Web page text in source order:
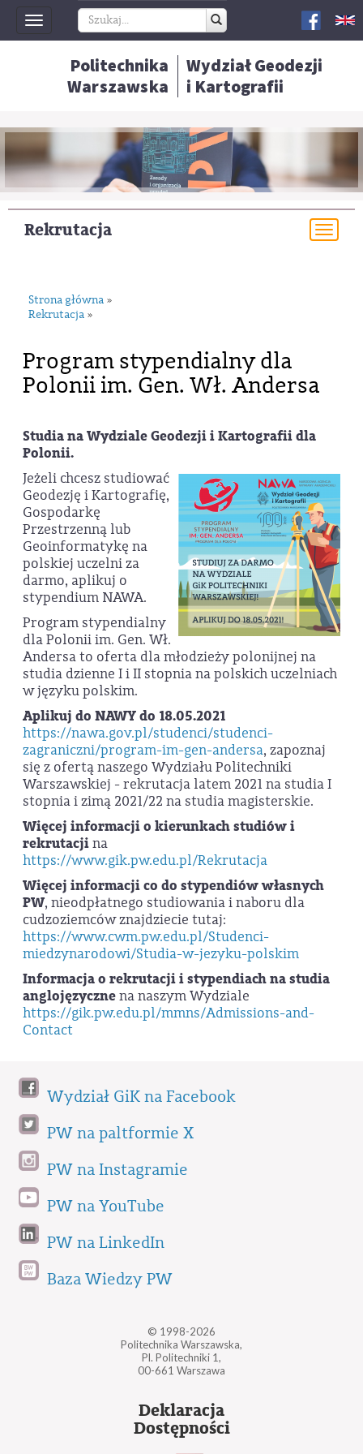
Toggle
navigation
Politechnika
Warszawska
Wydział Geodezji
i Kartografii
Rekrutacja
Strona główna »
Rekrutacja »
Program stypendialny dla
Polonii im. Gen. Wł. Andersa
Studia na Wydziale Geodezji i Kartografii dla
Polonii.
Jeżeli chcesz studiować
Geodezję i Kartografię,
Gospodarkę
Przestrzenną lub
Geoinformatykę na
polskiej uczelni za
darmo, aplikuj o
stypendium NAWA.
Program stypendialny
dla Polonii im. Gen. Wł.
Andersa to oferta dla młodzieży polonijnej na
studia dzienne I i II stopnia na polskich uczelniach
w języku polskim.
Aplikuj do NAWY do 18.05.2021
https://nawa.gov.pl/studenci/studenci-
zagraniczni/program-im-gen-andersa, zapoznaj
się z ofertą naszego Wydziału Politechniki
Warszawskiej - rekrutacja latem 2021 na studia I
stopnia i zimą 2021/22 na studia magisterskie.
Więcej informacji o kierunkach studiów i
rekrutacjina
https://www.gik.pw.edu.pl/Rekrutacja
Więcej informacji co do stypendiów własnych
PW, nieodpłatnego studiowania i naboru dla
cudzoziemców znajdziecie tutaj:
https://www.cwm.pw.edu.pl/Studenci-
miedzynarodowi/Studia-w-jezyku-polskim
Informacja o rekrutacji i stypendiach na studia
anglojęzycznena naszym Wydziale
https://gik.pw.edu.pl/mmns/Admissions-and-
Contact
Wydział GiK na Facebook
PW na paltformie X
PW na Instagramie
PW na YouTube
PW na LinkedIn
Baza Wiedzy PW
© 1998-2026
Politechnika Warszawska,
Pl. Politechniki 1,
00-661 Warszawa
Deklaracja
Dostępności